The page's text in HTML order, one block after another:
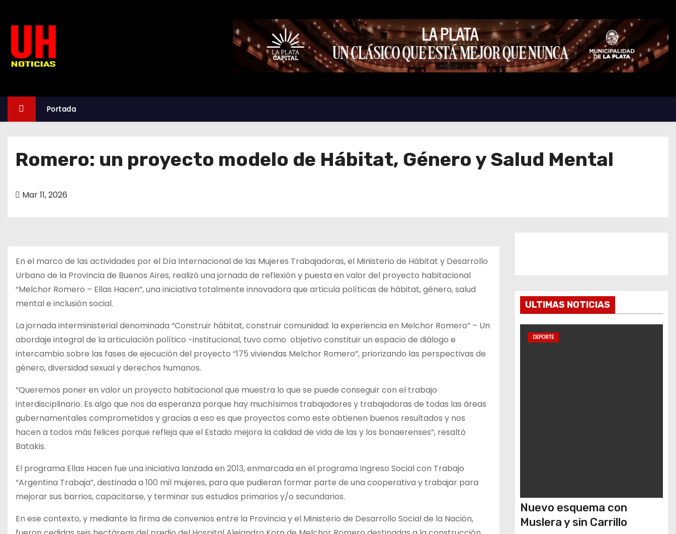
n
Portada
Romero: un proyecto modelo de Hábitat, Género y Salud Mental
Mar 11, 2026
En el marco de las actividades por el Día Internacional de las Mujeres Trabajadoras, el Ministerio de Hábitat y Desarrollo
Urbano de la Provincia de Buenos Aires, realizó una jornada de reflexión y puesta en valor del proyecto habitacional
“Melchor Romero – Ellas Hacen”, una iniciativa totalmente innovadora que articula políticas de hábitat, género, salud
mental e inclusión social.
La jornada interministerial denominada “Construir hábitat, construir comunidad: la experiencia en Melchor Romero” – Un
abordaje integral de la articulación político -institucional, tuvo como objetivo constituir un espacio de diálogo e
intercambio sobre las fases de ejecución del proyecto “175 viviendas Melchor Romero”, priorizando las perspectivas de
género, diversidad sexual y derechos humanos.
“Queremos poner en valor un proyecto habitacional que muestra lo que se puede conseguir con el trabajo
interdisciplinario. Es algo que nos da esperanza porque hay muchísimos trabajadores y trabajadoras de todas las áreas
gubernamentales comprometidos y gracias a eso es que proyectos como este obtienen buenos resultados y nos
hacen a todos más felices porque refleja que el Estado mejora la calidad de vida de las y los bonaerenses”, resaltó
Batakis.
El programa Ellas Hacen fue una iniciativa lanzada en 2013, enmarcada en el programa Ingreso Social con Trabajo
“Argentina Trabaja”, destinada a 100 mil mujeres, para que pudieran formar parte de una cooperativa y trabajar para
mejorar sus barrios, capacitarse, y terminar sus estudios primarios y/o secundarios.
En ese contexto, y mediante la firma de convenios entre la Provincia y el Ministerio de Desarrollo Social de la Nación,
ULTIMAS NOTICIAS
DEPORTE
Nuevo esquema con
Muslera y sin Carrillo